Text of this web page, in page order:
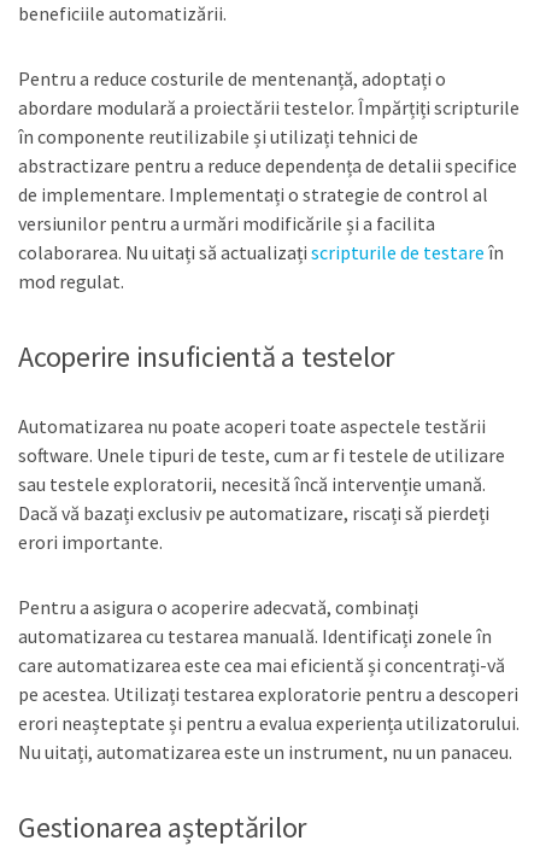
beneficiile automatizării.
Pentru a reduce costurile de mentenanță, adoptați o
abordare modulară a proiectării testelor. Împărțiți scripturile
în componente reutilizabile și utilizați tehnici de
abstractizare pentru a reduce dependența de detalii specifice
de implementare. Implementați o strategie de control al
versiunilor pentru a urmări modificările și a facilita
colaborarea. Nu uitați să actualizați scripturile de testare în
mod regulat.
Acoperire insuficientă a testelor
Automatizarea nu poate acoperi toate aspectele testării
software. Unele tipuri de teste, cum ar fi testele de utilizare
sau testele exploratorii, necesită încă intervenție umană.
Dacă vă bazați exclusiv pe automatizare, riscați să pierdeți
erori importante.
Pentru a asigura o acoperire adecvată, combinați
automatizarea cu testarea manuală. Identificați zonele în
care automatizarea este cea mai eficientă și concentrați-vă
pe acestea. Utilizați testarea exploratorie pentru a descoperi
erori neașteptate și pentru a evalua experiența utilizatorului.
Nu uitați, automatizarea este un instrument, nu un panaceu.
Gestionarea așteptărilor